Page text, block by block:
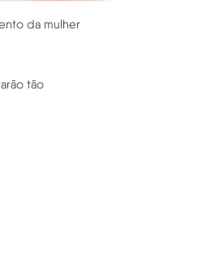
da mulher
tão